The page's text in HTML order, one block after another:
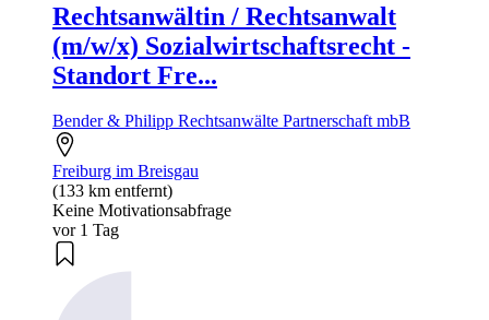
Rechtsanwältin / Rechtsanwalt
(m/w/x) Sozialwirtschaftsrecht -
Standort Fre...
Bender & Philipp Rechtsanwälte Partnerschaft mbB
Freiburg im Breisgau
(133 km entfernt)
Keine Motivationsabfrage
vor 1 Tag